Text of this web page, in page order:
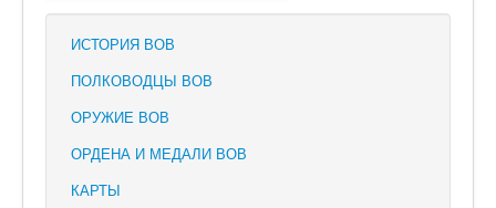
ИСТОРИЯ ВОВ
ПОЛКОВОДЦЫ ВОВ
ОРУЖИЕ ВОВ
ОРДЕНА И МЕДАЛИ ВОВ
КАРТЫ